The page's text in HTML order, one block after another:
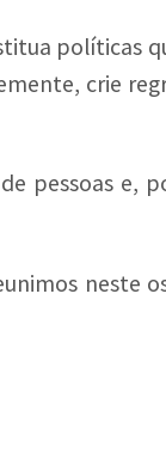
políticas
crie
pessoas e,
neste